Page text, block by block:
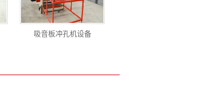
吸音板冲孔机设备